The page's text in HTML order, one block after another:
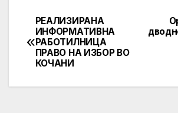
Post
navigation
РЕАЛИЗИРАНА
ИНФОРМАТИВНА
РАБОТИЛНИЦА
ПРАВО НА ИЗБОР ВО
КОЧАНИ